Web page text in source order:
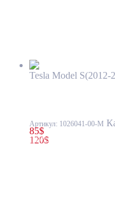
Tesla Model
Артикул: 1026041-00-M
120$
Люк порта зарядки
85$
1007189-00-G